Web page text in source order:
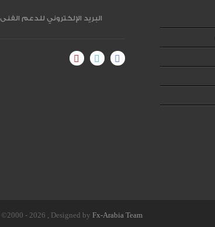
البريد الإلكتروني للدعم
- 2026 , Designed by Fx-Arabia Team